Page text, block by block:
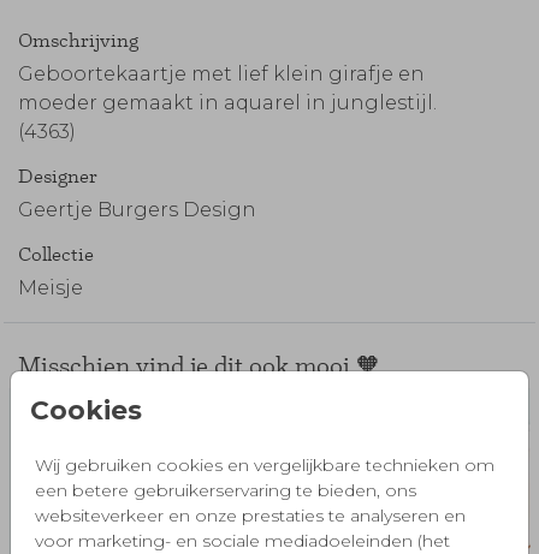
Cookies
Wij gebruiken cookies en vergelijkbare technieken om
een betere gebruikerservaring te bieden, ons
websiteverkeer en onze prestaties te analyseren en
voor marketing- en sociale mediadoeleinden (het
Omschrijving
Geboortekaartje met lief klein girafje en
moeder gemaakt in aquarel in junglestijl.
(4363)
Designer
Geertje Burgers Design
Collectie
Meisje
Misschien vind je dit ook mooi 🧡